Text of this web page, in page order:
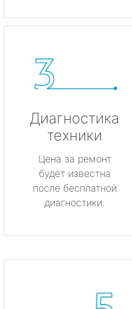
Диагностика
техники
Цена за ремонт
будет известна
после бесплатной
диагностики.